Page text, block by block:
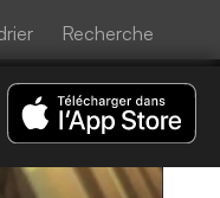
Recherche